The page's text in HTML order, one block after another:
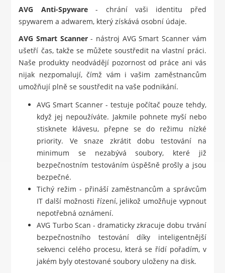
AVG Anti-Spyware- chrání vaši identitu před
spywarem a adwarem, který získává osobní údaje.
AVG Smart Scanner- nástroj AVG Smart Scanner vám
ušetří čas, takže se můžete soustředit na vlastní práci.
Naše produkty neodvádějí pozornost od práce ani vás
nijak nezpomalují, čímž vám i vašim zaměstnancům
umožňují plně se soustředit na vaše podnikání.
AVG Smart Scanner - testuje počítač pouze tehdy,
když jej nepoužíváte. Jakmile pohnete myší nebo
stisknete klávesu, přepne se do režimu nízké
priority. Ve snaze zkrátit dobu testování na
minimum se nezabývá soubory, které již
bezpečnostním testováním úspěšně prošly a jsou
bezpečné.
Tichý režim - přináší zaměstnancům a správcům
IT další možnosti řízení, jelikož umožňuje vypnout
nepotřebná oznámení.
AVG Turbo Scan - dramaticky zkracuje dobu trvání
bezpečnostního testování díky inteligentnější
sekvenci celého procesu, která se řídí pořadím, v
jakém byly otestované soubory uloženy na disk.